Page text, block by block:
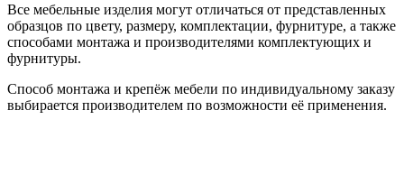
Все мебельные изделия могут отличаться от представленных
образцов по цвету, размеру, комплектации, фурнитуре, а также
способами монтажа и производителями комплектующих и
фурнитуры.
Способ монтажа и крепёж мебели по индивидуальному заказу
выбирается производителем по возможности её применения.